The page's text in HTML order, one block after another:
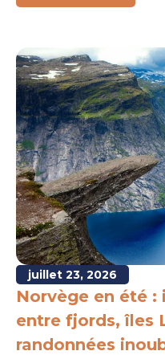
juillet 23, 2026
Norvège en été
entre fjords, îles
randonnées